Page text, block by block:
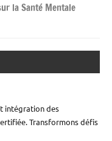
la Santé Mentale
intégration des
Transformons défis